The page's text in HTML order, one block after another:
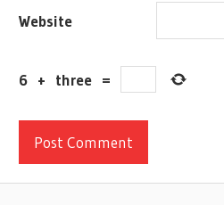
Website
6 + three =